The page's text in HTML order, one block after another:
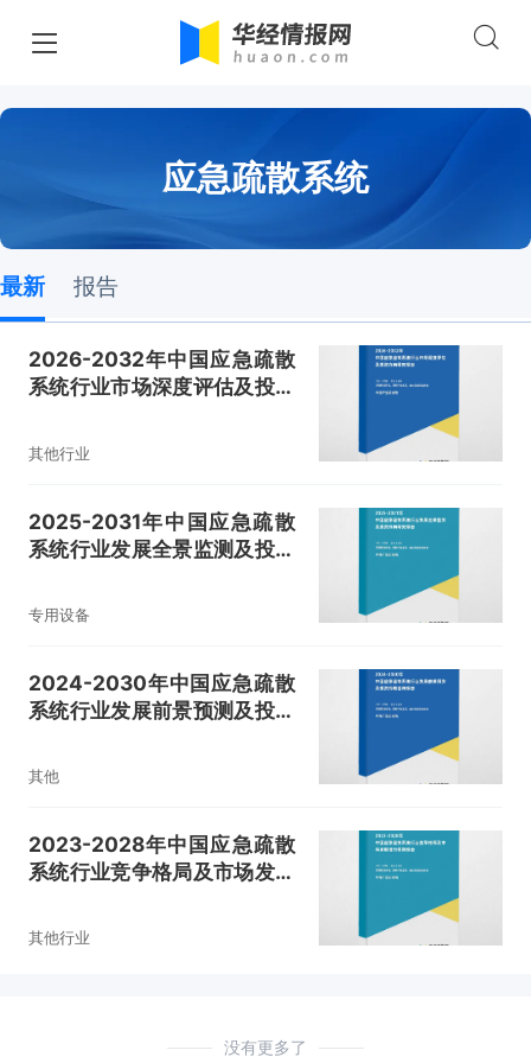
应急疏散系统
最新 报告
2026-2032年中国应急疏散
系统行业市场深度评估及投资
其他行业
2025-2031年中国应急疏散
系统行业发展全景监测及投资
专用设备
2024-2030年中国应急疏散
系统行业发展前景预测及投资
其他
2023-2028年中国应急疏散
系统行业竞争格局及市场发展
其他行业
没有更多了